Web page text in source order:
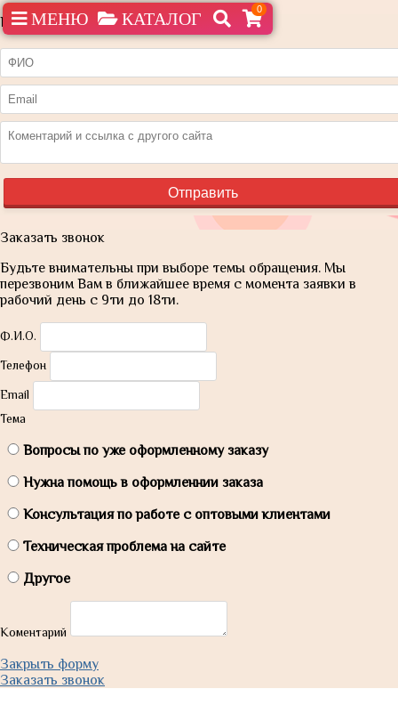
Нашли дешевле?
Заказать звонок
Будьте внимательны при выборе темы обращения. Мы
перезвоним Вам в ближайшее время с момента заявки в
рабочий день с 9ти до 18ти.
Ф.И.О.
Телефон
Email
Тема
Вопросы по уже оформленному заказу
Нужна помощь в оформленнии заказа
Консультация по работе с оптовыми клиентами
Техническая проблема на сайте
Другое
Коментарий
Закрыть форму
Заказать звонок
МЕНЮ КАТАЛОГ 0